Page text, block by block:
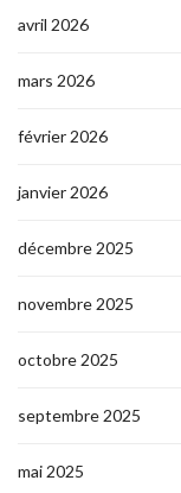
avril 2026
mars 2026
février 2026
janvier 2026
décembre 2025
novembre 2025
octobre 2025
septembre 2025
mai 2025